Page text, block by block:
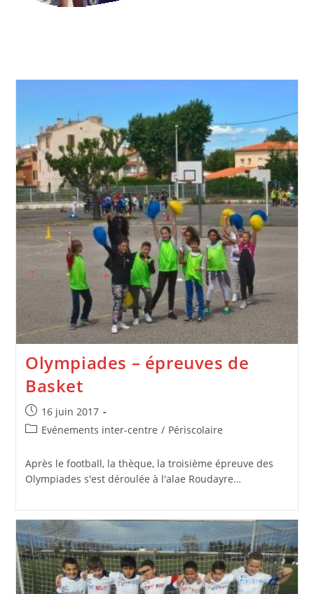
Olympiades – épreuves de
Basket
Publication
publiée :
16 juin 2017
PostEvénements inter-centre / Périscolaire
Après le football, la thèque, la troisième épreuve des
Olympiades s'est déroulée à l'alae Roudayre…